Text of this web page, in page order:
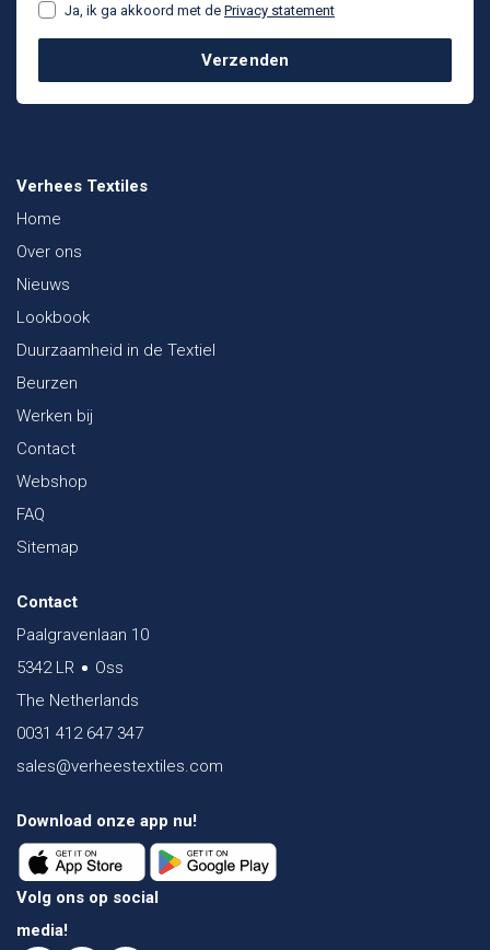
Ja, ik ga akkoord met de Privacy statement
Verzenden
Verhees Textiles
Home
Over ons
Nieuws
Lookbook
Duurzaamheid in de Textiel
Beurzen
Werken bij
Contact
Webshop
FAQ
Sitemap
Contact
Paalgravenlaan 10
5342 LR
Oss
The Netherlands
0031 412 647 347
sales@verheestextiles.com
Download onze app nu!
Volg ons op social
media!